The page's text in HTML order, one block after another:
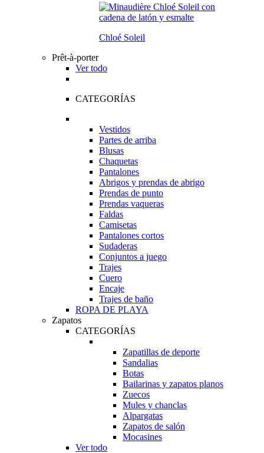
Chloé Soleil
Prêt-à-porter
Ver todo
CATEGORÍAS
Vestidos
Partes de arriba
Blusas
Chaquetas
Pantalones
Abrigos y prendas de abrigo
Prendas de punto
Prendas vaqueras
Faldas
Camisetas
Pantalones cortos
Sudaderas
Conjuntos a juego
Trajes
Cuero
Encaje
Trajes de baño
ROPA DE PLAYA
Zapatos
CATEGORÍAS
Zapatillas de deporte
Sandalias
Botas
Bailarinas y zapatos planos
Zuecos
Mules y chanclas
Alpargatas
Zapatos de salón
Mocasines
Ver todo